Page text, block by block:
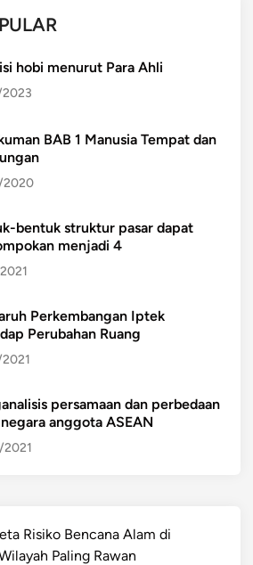
hobi menurut Para Ahli
BAB 1 Manusia Tempat dan
2020
bentuk struktur pasar dapat
menjadi 4
Perkembangan Iptek
Perubahan Ruang
persamaan dan perbedaan
anggota ASEAN
Risiko Bencana Alam di
Paling Rawan